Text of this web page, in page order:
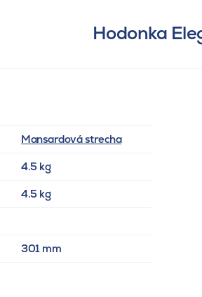
Hodonka
Mansardová strecha
4.5 kg
4.5 kg
301 mm